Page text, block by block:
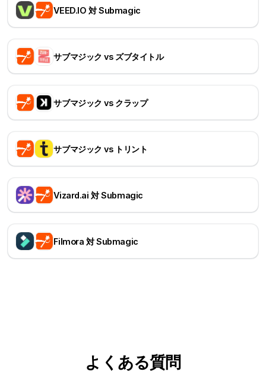
VEED.IO 対 Submagic
サブマジック vs ズブタイトル
サブマジック vs クラップ
サブマジック vs トリント
Vizard.ai 対 Submagic
Filmora 対 Submagic
よくある質問